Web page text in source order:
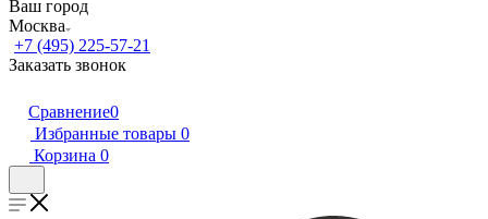
Ваш город
Москва
+7 (495) 225-57-21
Заказать звонок
Сравнение0
Избранные товары 0
Корзина 0